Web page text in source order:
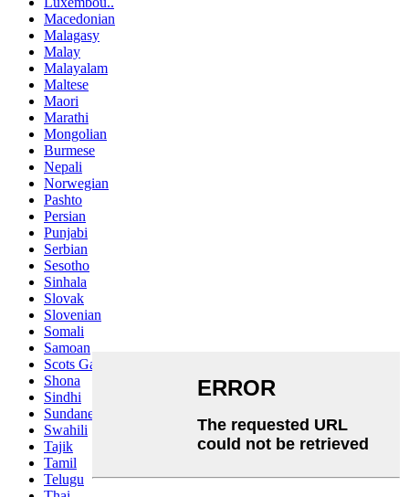
Macedonian
Malagasy
Malay
Malayalam
Maltese
Maori
Marathi
Mongolian
Burmese
Nepali
Norwegian
Pashto
Persian
Punjabi
Serbian
Sesotho
Sinhala
Slovak
Slovenian
Somali
Samoan
Scots Gaelic
Shona
Sindhi
Sundanese
Swahili
Tajik
Tamil
Telugu